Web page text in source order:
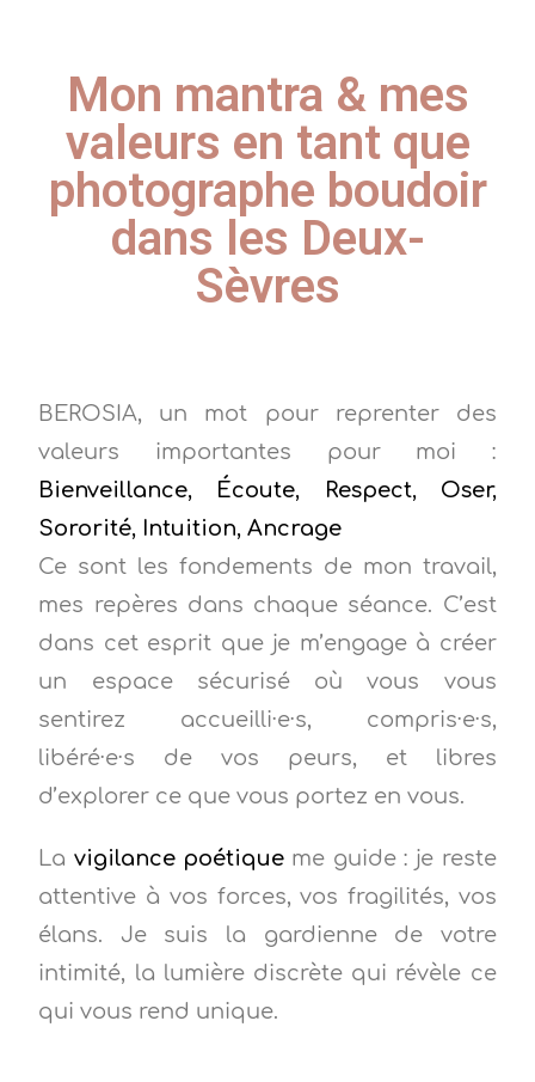
Mon mantra & mes
valeurs en tant que
photographe boudoir
dans les Deux-
Sèvres
BEROSIA, un mot pour reprenter des
valeurs importantes pour moi :
Bienveillance, Écoute, Respect, Oser,
Sororité, Intuition, Ancrage
Ce sont les fondements de mon travail,
mes repères dans chaque séance. C’est
dans cet esprit que je m’engage à créer
un espace sécurisé où vous vous
sentirez accueilli·e·s, compris·e·s,
libéré·e·s de vos peurs, et libres
d’explorer ce que vous portez en vous.
La vigilance poétique me guide : je reste
attentive à vos forces, vos fragilités, vos
élans. Je suis la gardienne de votre
intimité, la lumière discrète qui révèle ce
qui vous rend unique.